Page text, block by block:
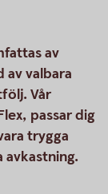
av
av valbara
Vår
passar dig
trygga